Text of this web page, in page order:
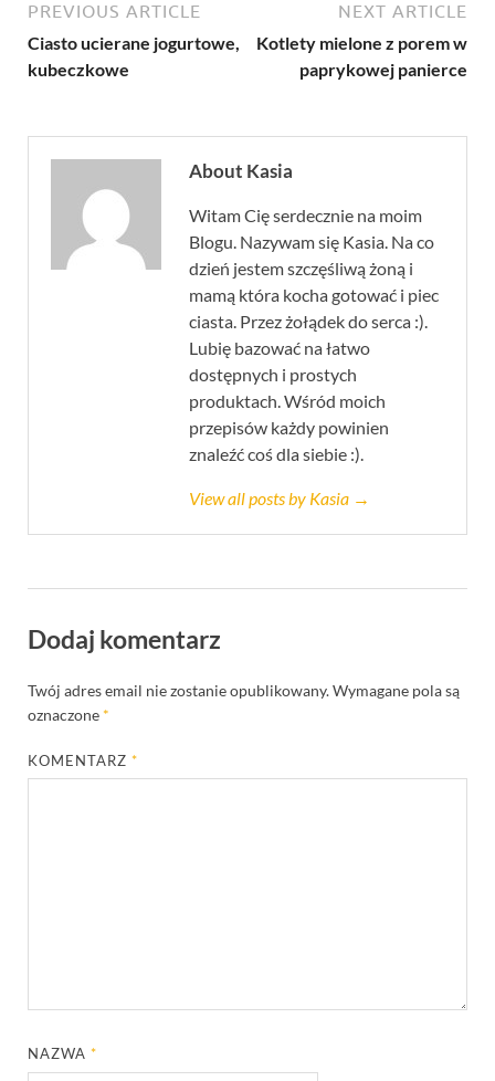
PREVIOUS ARTICLE
Ciasto ucierane jogurtowe,
kubeczkowe
NEXT ARTICLE
Kotlety mielone z porem w
paprykowej panierce
About Kasia
Witam Cię serdecznie na moim
Blogu. Nazywam się Kasia. Na co
dzień jestem szczęśliwą żoną i
mamą która kocha gotować i piec
ciasta. Przez żołądek do serca :).
Lubię bazować na łatwo
dostępnych i prostych
produktach. Wśród moich
przepisów każdy powinien
znaleźć coś dla siebie :).
View all posts by Kasia →
Dodaj komentarz
Twój adres email nie zostanie opublikowany.Wymagane pola są
oznaczone *
KOMENTARZ*
NAZWA*